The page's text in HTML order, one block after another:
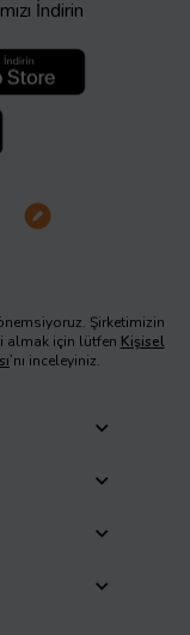
İndirin
Şirketimizin
almak için lütfen Kişisel
’nı inceleyiniz.